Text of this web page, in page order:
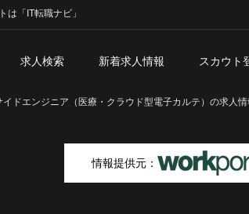
は「IT転職ナビ」
求人検索 新着求人情報 スカウト
ドエンジニア（医療・クラウド型電子カルテ）の求人
情報提供元：